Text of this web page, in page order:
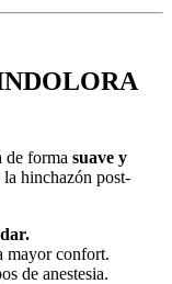
de forma suave y
hinchazón post-
mayor confort.
de anestesia.